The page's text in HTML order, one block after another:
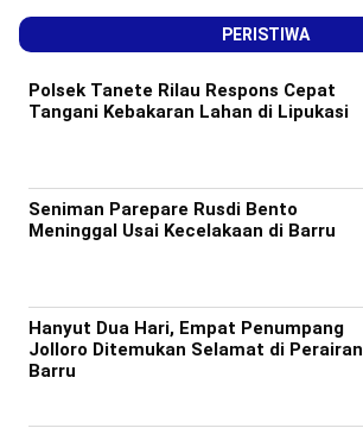
PERISTIWA
Polsek Tanete Rilau Respons Cepat
Tangani Kebakaran Lahan di Lipukasi
Seniman Parepare Rusdi Bento
Meninggal Usai Kecelakaan di Barru
Hanyut Dua Hari, Empat Penumpang
Jolloro Ditemukan Selamat di Perairan
Barru